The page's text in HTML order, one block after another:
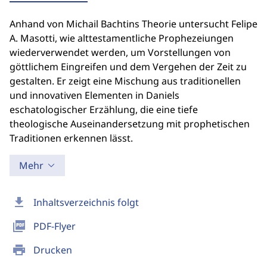
download Inhaltsverzeichnis folgt
picture_as_pdf PDF-Flyer
print Drucken
Anhand von Michail Bachtins Theorie untersucht Felipe
A. Masotti, wie alttestamentliche Prophezeiungen
wiederverwendet werden, um Vorstellungen von
göttlichem Eingreifen und dem Vergehen der Zeit zu
gestalten. Er zeigt eine Mischung aus traditionellen
und innovativen Elementen in Daniels
eschatologischer Erzählung, die eine tiefe
theologische Auseinandersetzung mit prophetischen
Traditionen erkennen lässt.
Mehr